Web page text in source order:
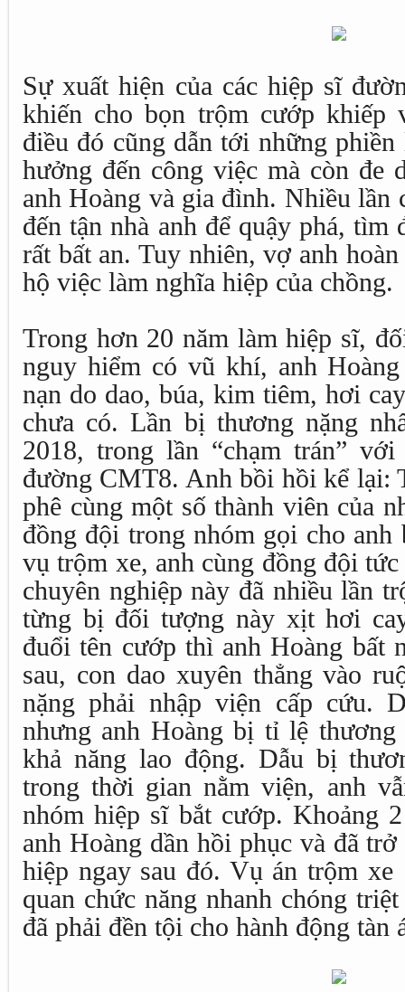
Sự xuất hiện của các hiệp sĩ
khiến cho bọn trộm cướp khiếp
điều đó cũng dẫn tới những
hưởng đến công việc mà còn đe
anh Hoàng và gia đình. Nhiều lần
đến tận nhà anh để quậy phá, tìm
rất bất an. Tuy nhiên, vợ anh
hộ việc làm nghĩa hiệp của chồng.
Trong hơn 20 năm làm hiệp sĩ,
nguy hiểm có vũ khí, anh
nạn do dao, búa, kim tiêm, hơi
chưa có. Lần bị thương nặng
2018, trong lần “chạm trán”
đường CMT8. Anh bồi hồi kể lại:
phê cùng một số thành viên của
đồng đội trong nhóm gọi cho
vụ trộm xe, anh cùng đồng đội
chuyên nghiệp này đã nhiều lần
từng bị đối tượng này xịt hơi
đuổi tên cướp thì anh Hoàng bất
sau, con dao xuyên thẳng vào
nặng phải nhập viện cấp cứu.
nhưng anh Hoàng bị tỉ lệ
khả năng lao động. Dẫu bị
trong thời gian nằm viện, anh
nhóm hiệp sĩ bắt cướp. Khoảng
anh Hoàng dần hồi phục và đã
hiệp ngay sau đó. Vụ án trộm
quan chức năng nhanh chóng
đã phải đền tội cho hành động tàn